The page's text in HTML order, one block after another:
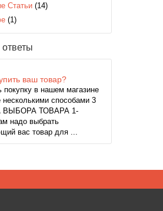
Статьи (14)
(1)
ваш товар?
покупку в нашем магазине
способами 3
ТОВАРА 1-
надо выбрать
вас товар для ...